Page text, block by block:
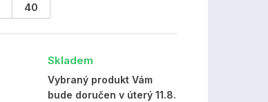
40
Skladem
Vybraný produkt Vám
bude doručen v úterý 11.8.